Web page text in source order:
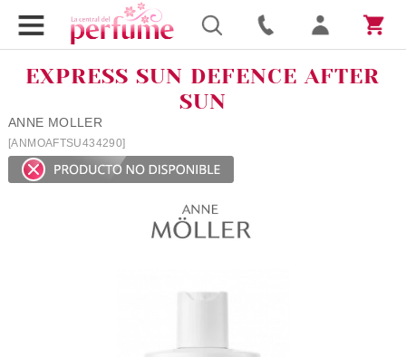
EXPRESS SUN DEFENCE AFTER
SUN
ANNE MOLLER
[ANMOAFTSU434290]